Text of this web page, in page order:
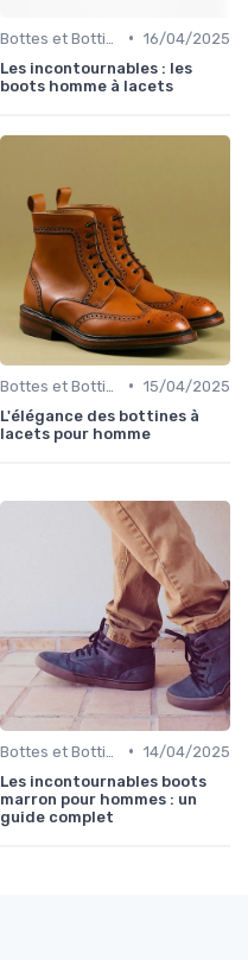
• 16/04/2025
Les incontournables : les
boots homme à lacets
• 15/04/2025
L'élégance des bottines à
lacets pour homme
• 14/04/2025
Les incontournables boots
marron pour hommes : un
guide complet